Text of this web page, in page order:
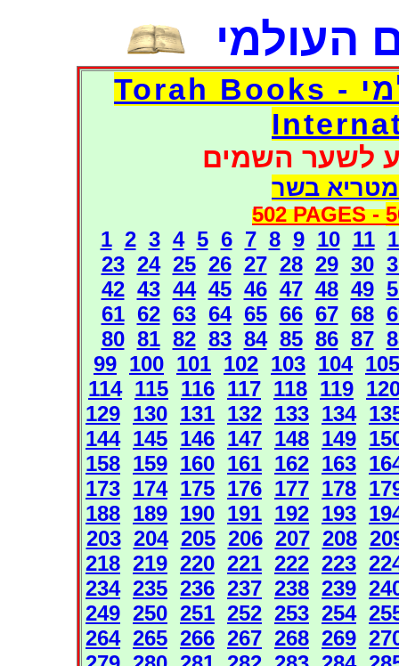
העולמי
דפי אוצר הספרים העולמי - Torah Books
לשער השמים
בשר
502 PAGES -
1 2 3 4 5 6 7 8 9 10 11
23 24 25 26 27 28 29 30
42 43 44 45 46 47 48 49
61 62 63 64 65 66 67 68
80 81 82 83 84 85 86 87
99 100 101 102 103 104 105
114 115 116 117 118 119
129 130 131 132 133 134
144 145 146 147 148 149
158 159 160 161 162 163
173 174 175 176 177 178
188 189 190 191 192 193
203 204 205 206 207 208
218 219 220 221 222 223
234 235 236 237 238 239
249 250 251 252 253 254
264 265 266 267 268 269